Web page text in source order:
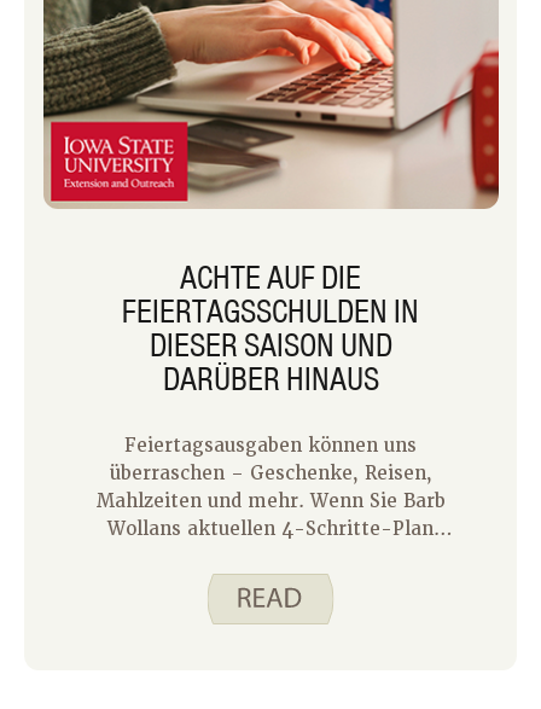
ACHTE AUF DIE
FEIERTAGSSCHULDEN IN
DIESER SAISON UND
DARÜBER HINAUS
Feiertagsausgaben können uns
überraschen – Geschenke, Reisen,
Mahlzeiten und mehr. Wenn Sie Barb
Wollans aktuellen 4-Schritte-Plan
planen, sind Sie bereits voraus. Gehen
Sie nun noch einen Schritt weiter,